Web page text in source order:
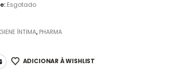
Esgotado
ÍNTIMA, PHARMA
ADICIONAR À WISHLIST